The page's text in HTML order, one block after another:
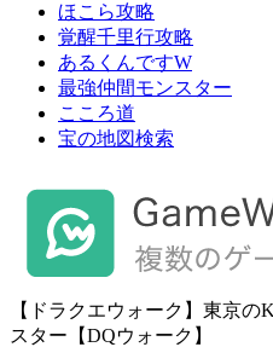
ほこら攻略
覚醒千里行攻略
あるくんですW
最強仲間モンスター
こころ道
宝の地図検索
【ドラクエウォーク】東京
スター【DQウォーク】